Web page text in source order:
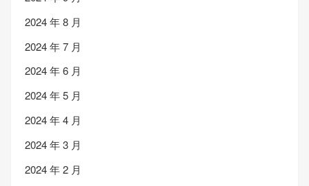
2024 年 8 月
2024 年 7 月
2024 年 6 月
2024 年 5 月
2024 年 4 月
2024 年 3 月
2024 年 2 月